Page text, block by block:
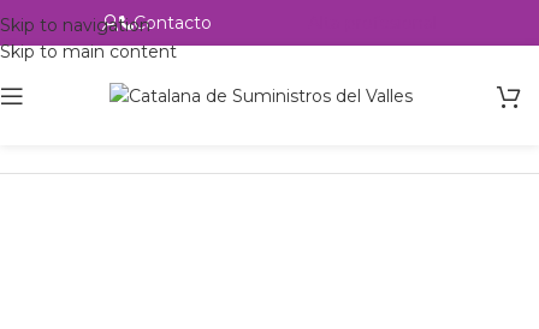
Skip to navigation
Skip to main content
Contacto